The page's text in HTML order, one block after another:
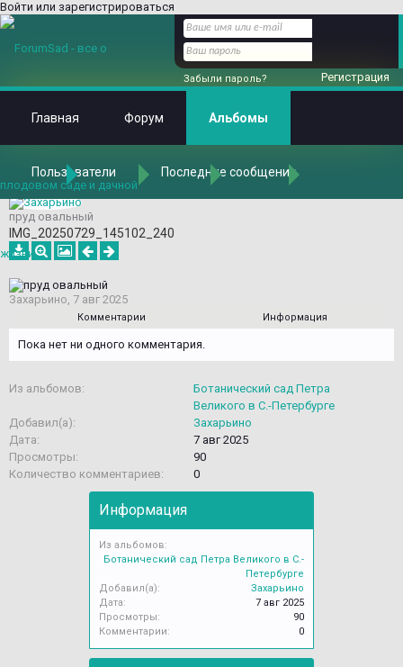
Войти или зарегистрироваться
Главная Альбомы Альбомы
Захарьино
пруд овальный
IMG_20250729_145102_240
Захарьино, 7 авг 2025
Комментарии Информация
Пока нет ни одного комментария.
Из альбомов:
Ботанический сад Петра
Великого в С.-Петербурге
Добавил(а):
Захарьино
Дата:
7 авг 2025
Просмотры:
90
Количество комментариев:
0
Информация
Из альбомов:
Ботанический сад Петра Великого в С.-
Петербурге
Добавил(а):
Захарьино
Дата:
7 авг 2025
Просмотры:
90
Комментарии:
0
Забыли пароль? Регистрация
Главная Форум Альбомы
Пользователи Последние сообщения